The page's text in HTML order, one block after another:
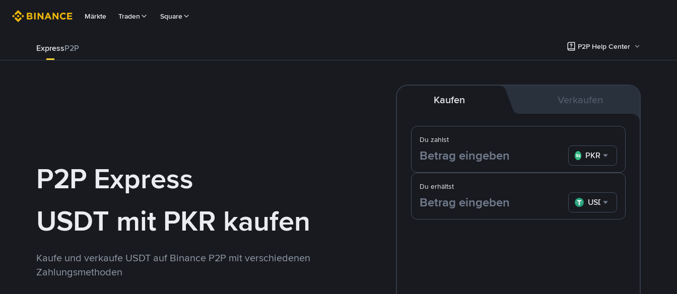
Märkte Traden Square
ExpressP2P P2P Help Center
P2P Express
USDT mit PKR kaufen
Kaufe und verkaufe USDT auf Binance P2P mit verschiedenen
Zahlungsmethoden
Kaufen Verkaufen
Du zahlst
PKR
Du erhältst
USDT